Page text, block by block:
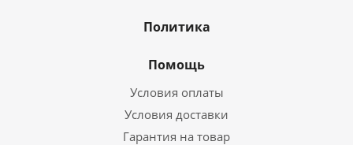
Политика
Помощь
Условия оплаты
Условия доставки
Гарантия на товар